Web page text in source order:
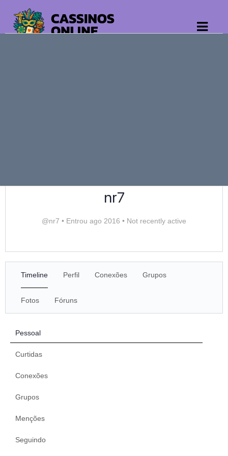
nr7
@nr7 • Entrou ago 2016 • Not recently active
Timeline Perfil Conexões Grupos
Fotos Fóruns
Pessoal
Curtidas
Conexões
Grupos
Menções
Seguindo